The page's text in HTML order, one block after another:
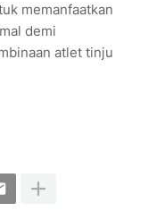
memanfaatkan
demi
atlet tinju